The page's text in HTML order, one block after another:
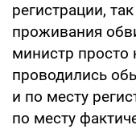
регистрации,
проживания
министр
проводились
и по месту
по месту